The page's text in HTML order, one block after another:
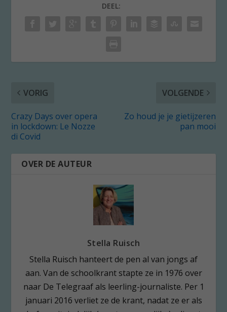
DEEL:
VORIG
Crazy Days over opera
in lockdown: Le Nozze
di Covid
VOLGENDE
Zo houd je je gietijzeren
pan mooi
OVER DE AUTEUR
Stella Ruisch
Stella Ruisch hanteert de pen al van jongs af
aan. Van de schoolkrant stapte ze in 1976 over
naar De Telegraaf als leerling-journaliste. Per 1
januari 2016 verliet ze de krant, nadat ze er als